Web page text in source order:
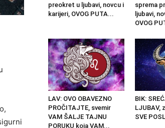
preokret u ljubavi, novcu i
karijeri, OVOG PUTA...
sprema
ljubavi,
OVOG
LAV: OVO OBAVEZNO
PROČITAJTE, svemir
VAM ŠALJE TAJNU
PORUKU koja VAM...
BIK:
LJUBAV,
SVE